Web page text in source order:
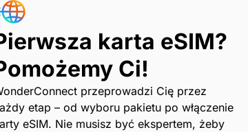
karta eSIM?
Ci!
przeprowadzi Cię przez
etap – od wyboru pakietu po włączenie
eSIM. Nie musisz być ekspertem, żeby